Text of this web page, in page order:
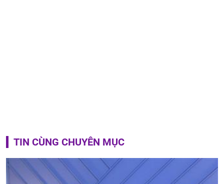
TIN CÙNG CHUYÊN MỤC